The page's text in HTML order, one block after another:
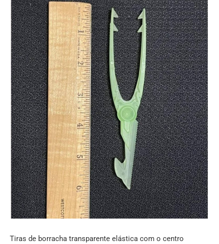
Tiras de borracha transparente elástica com o centro